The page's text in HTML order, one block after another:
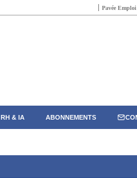
Pavée Emploi
RH & IA ABONNEMENTS